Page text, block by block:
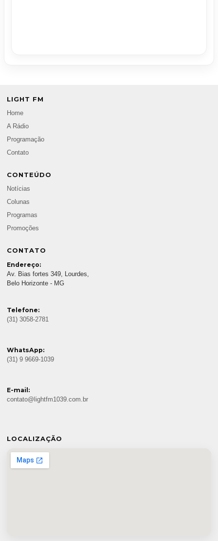
LIGHT FM
Home
A Rádio
Programação
Contato
CONTEÚDO
Notícias
Colunas
Programas
Promoções
CONTATO
Endereço:
Av. Bias fortes 349, Lourdes,
Belo Horizonte - MG
Telefone:
(31) 3058-2781
WhatsApp:
(31) 9 9669-1039
E-mail:
contato@lightfm1039.com.br
LOCALIZAÇÃO